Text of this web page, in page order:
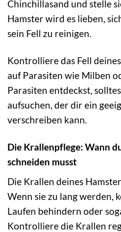
Chinchillasand und stelle
Hamster wird es lieben,
sein Fell zu reinigen.
Kontrolliere das Fell
auf Parasiten wie Milben
Parasiten entdeckst,
aufsuchen, der dir ein
verschreiben kann.
Die Krallenpflege: Wann
schneiden musst
Die Krallen deines
Wenn sie zu lang werden,
Laufen behindern oder
Kontrolliere die Krallen